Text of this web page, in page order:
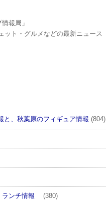
報局」
ット・グルメなどの最新ニュース
と、秋葉原のフィギュア情報 (804)
ランチ情報 (380)